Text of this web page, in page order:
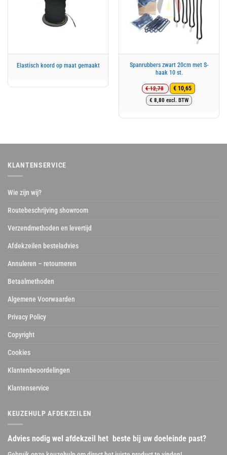
Elastisch koord op maat gemaakt
Spanrubbers zwart 20cm met S-
haak 10 st.
€12,78
Oorspronkelijke
prijs
€ 12,78.
€ 10,65
Huidige
prijs
€ 10,65.
€ 8,80 excl. BTW
KLANTENSERVICE
Wie zijn wij?
Routebeschrijving showroom
Verzendmethoden en levertijd
Afdekzeilen besteladvies
Annuleren – retourneren
Betaalmethoden
Algemene Voorwaarden
Privacy Policy
Copyright
Cookies
Klantenbeoordelingen
Klantenservice
KEUZEHULP AFDEKZEILEN
Advies nodig wel afdekzeil het beste bij uw doeleinde past?